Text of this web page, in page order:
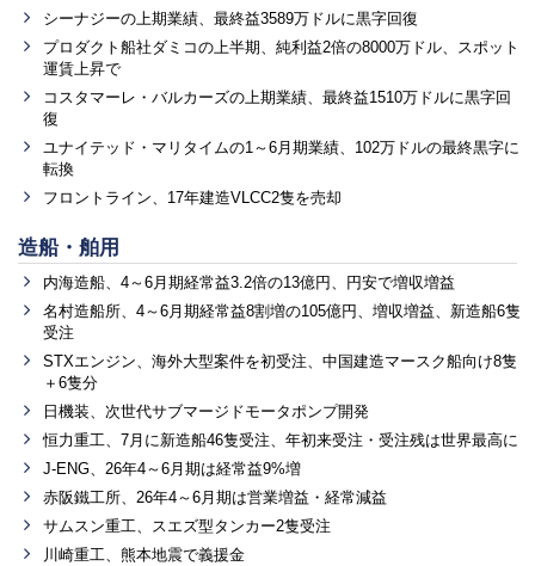
シーナジーの上期業績、最終益3589万ドルに黒字回復
プロダクト船社ダミコの上半期、純利益2倍の8000万ドル、スポット
運賃上昇で
コスタマーレ・バルカーズの上期業績、最終益1510万ドルに黒字回
復
ユナイテッド・マリタイムの1～6月期業績、102万ドルの最終黒字に
転換
フロントライン、17年建造VLCC2隻を売却
造船・舶用
内海造船、4～6月期経常益3.2倍の13億円、円安で増収増益
名村造船所、4～6月期経常益8割増の105億円、増収増益、新造船6隻
受注
STXエンジン、海外大型案件を初受注、中国建造マースク船向け8隻
＋6隻分
日機装、次世代サブマージドモータポンプ開発
恒力重工、7月に新造船46隻受注、年初来受注・受注残は世界最高に
J-ENG、26年4～6月期は経常益9%増
赤阪鐵工所、26年4～6月期は営業増益・経常減益
サムスン重工、スエズ型タンカー2隻受注
川崎重工、熊本地震で義援金